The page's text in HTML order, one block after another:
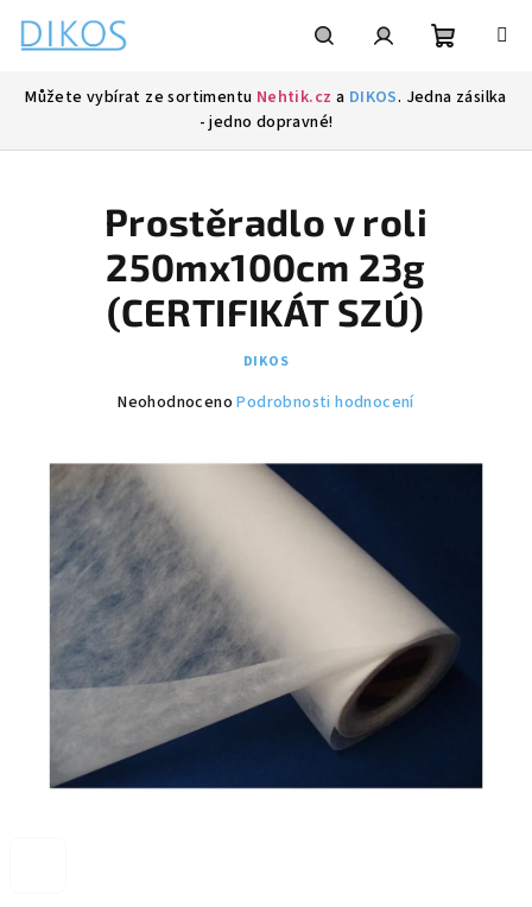
obsah
Můžete vybírat ze sortimentu Nehtik.cz a DIKOS. Jedna zásilka
- jedno dopravné!
Prostěradlo v roli
250mx100cm 23g
(CERTIFIKÁT SZÚ)
DIKOS
Průměrné
0,0
5
hvězdiček.
Neohodnoceno Podrobnosti hodnocení